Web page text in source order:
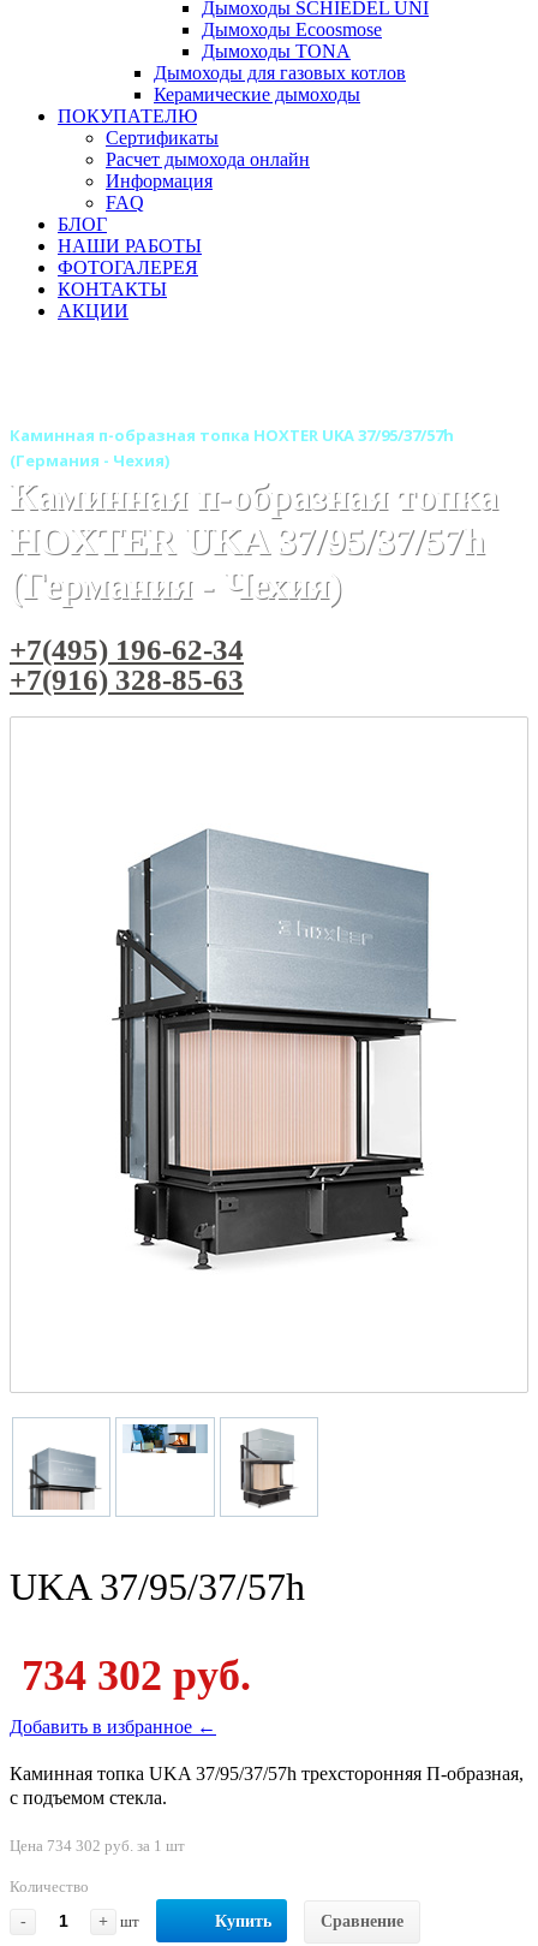
Дымоходы SCHIEDEL UNI
Дымоходы Ecoosmose
Дымоходы TONA
Дымоходы для газовых котлов
Керамические дымоходы
ПОКУПАТЕЛЮ
Сертификаты
Расчет дымохода онлайн
Информация
FAQ
БЛОГ
НАШИ РАБОТЫ
ФОТОГАЛЕРЕЯ
КОНТАКТЫ
АКЦИИ
Каминная п-образная топка HOXTER UKA 37/95/37/57h
(Германия - Чехия)
Каминная п-образная топка
HOXTER UKA 37/95/37/57h
(Германия - Чехия)
+7(495) 196-62-34
+7(916) 328-85-63
UKA 37/95/37/57h
734 302 руб.
Добавить в избранное ←
Каминная топка UKA 37/95/37/57h трехсторонняя П-образная,
с подъемом стекла.
Цена 734 302 руб. за 1 шт
Количество
-
+ шт Купить Сравнение